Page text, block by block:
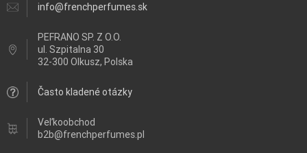
info@frenchperfumes.sk
PEFRANO SP. Z O.O.
ul. Szpitalna 30
32-300 Olkusz, Polska
Často kladené otázky
Veľkoobchod
b2b@frenchperfumes.pl